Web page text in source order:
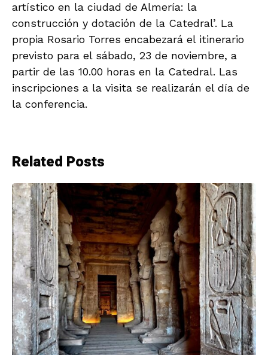
artístico en la ciudad de Almería: la
construcción y dotación de la Catedral’. La
propia Rosario Torres encabezará el itinerario
previsto para el sábado, 23 de noviembre, a
partir de las 10.00 horas en la Catedral. Las
inscripciones a la visita se realizarán el día de
la conferencia.
Related Posts